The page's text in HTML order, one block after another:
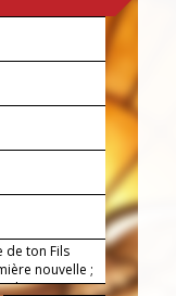
de ton Fils
nouvelle ;
devenant